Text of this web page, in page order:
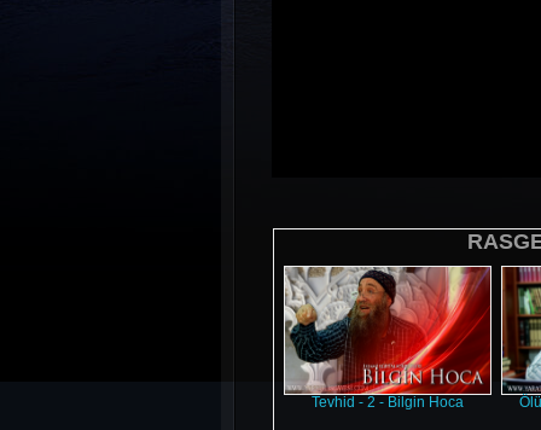
Tevhid - 2 - Bilgin Hoca